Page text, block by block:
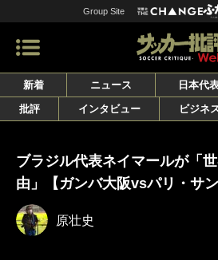
Group Site
新着 ニュース 日本代
批評
インタビュー ビジネ
ブラジル代表ネイマールが「
由」【ガンバ大阪vsパリ・サ
原壮史